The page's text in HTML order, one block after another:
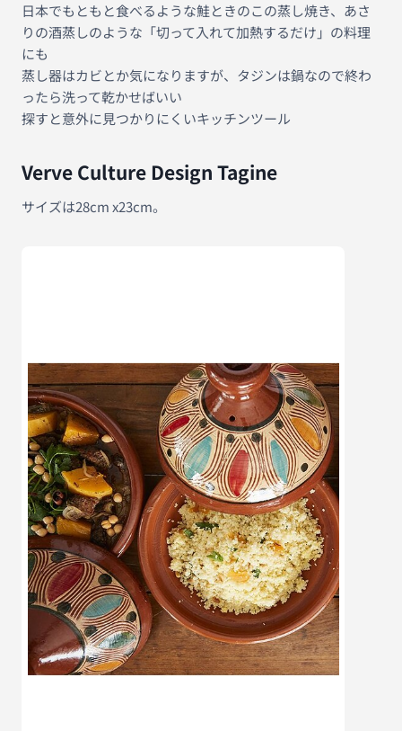
日本でもともと食べるような鮭ときのこの蒸し焼き、あさ
りの酒蒸しのような「切って入れて加熱するだけ」の料理
にも
蒸し器はカビとか気になりますが、タジンは鍋なので終わ
ったら洗って乾かせばいい
探すと意外に見つかりにくいキッチンツール
Verve Culture Design Tagine
サイズは28cm x23cm。